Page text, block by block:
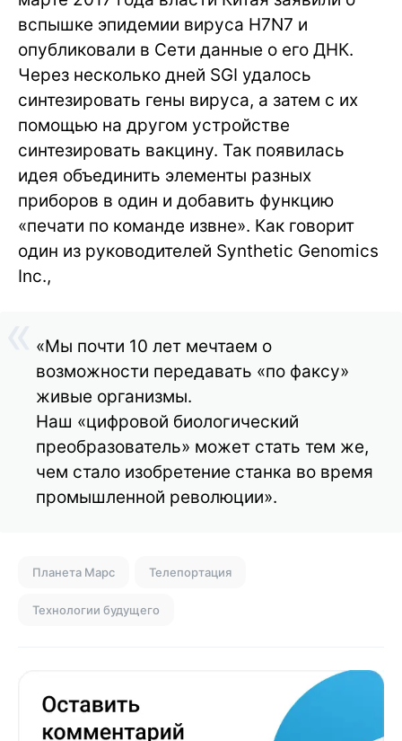
вспышке эпидемии вируса H7N7 и
опубликовали в Сети данные о его ДНК.
Через несколько дней SGI удалось
синтезировать гены вируса, а затем с их
помощью на другом устройстве
синтезировать вакцину. Так появилась
идея объединить элементы разных
приборов в один и добавить функцию
«печати по команде извне». Как говорит
один из руководителей Synthetic Genomics
Inc.,
«Мы почти 10 лет мечтаем о
возможности передавать «по факсу»
живые организмы.
Наш «цифровой биологический
преобразователь» может стать тем же,
чем стало изобретение станка во время
промышленной революции».
Планета Марс Телепортация
Технологии будущего